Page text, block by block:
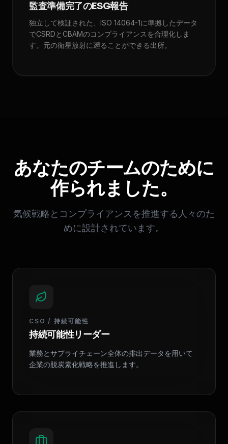
監査準備完了のESG報告
独立して検証された、ISO 14064-1に準拠したデータ
でCSRDとCBAMのコンプライアンスを合理化しま
す。元の衛星放射に遡ることができる出所。
あなたのチームのために
作られました。
気候戦略とコンプライアンスを推進する人々のた
めに設計されています。
CSO / 持続可能性
持続可能性リーダー
業務とサプライチェーン全体の排出データを用いて
企業の脱炭素化戦略を推進します。